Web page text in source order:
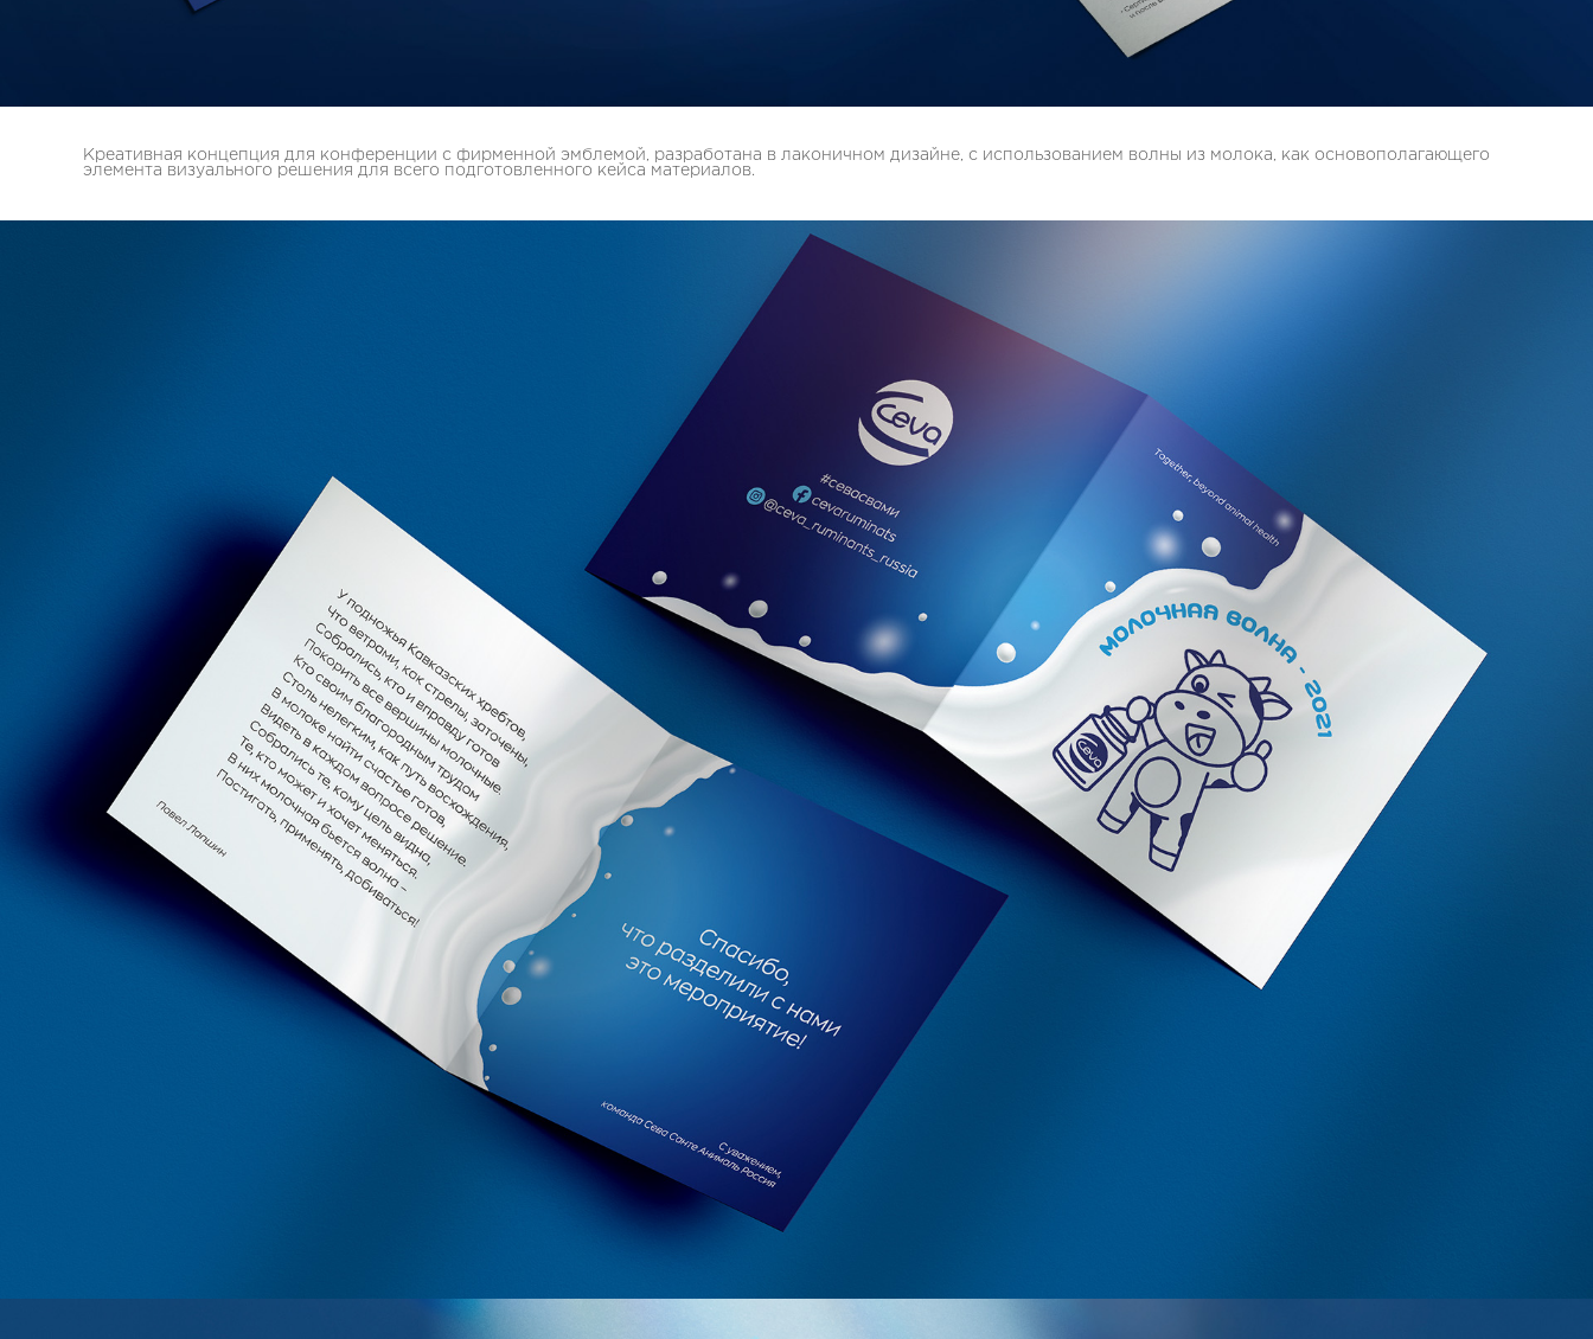
Креативная концепция для конференции с фирменной эмблемой, разработана в лаконичном дизайне, с использованием волны из молока, как основополагающего
элемента визуального решения для всего подготовленного кейса материалов.